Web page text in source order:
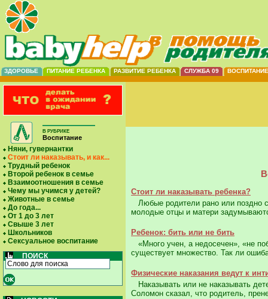
ЗДОРОВЬЕ ПИТАНИЕ РЕБЕНКА РАЗВИТИЕ РЕБЕНКА СЛУЖБА 09 ВОСПИТАНИЕ
В РУБРИКЕ
Воспитание
Няни, гувернантки
Стоит ли наказывать, и как...
Трудный ребенок
Второй ребенок в семье
Взаимоотношения в семье
Чему мы учимся у детей?
Животные в семье
До года...
От 1 до 3 лет
Свыше 3 лет
Школьников
Сексуальное воспитание
ПОИСК
Стоит ли наказывать ребенка?
Любые родители рано или поздно
молодые отцы и матери
Ребенок: бить или не бить
«Много учен, а недосечен», «не
существует множество. Так ли
Физические наказания ведут к
Наказывать или не наказывать
Соломон сказал, что родитель,